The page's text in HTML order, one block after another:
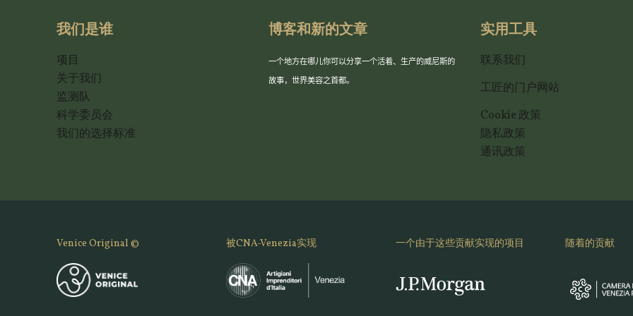
我们是谁
项目
关于我们
监测队
科学委员会
我们的选择标准
博客和新的文章
一个地方在哪儿你可以分享一个活着、生产的威尼斯的
故事，世界美容之首都。
实用工具
联系我们
工匠的门户网站
Cookie 政策
隐私政策
通讯政策
Venice Original © 被CNA-Venezia实现 一个由于这些贡献实现的项目 随着的贡献